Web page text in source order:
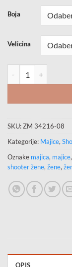
Boja
Velicina
SKU:ZM 34216-08
Kategorije: Majice,
Oznake majica, majice,
shooter žene, žene,
OPIS